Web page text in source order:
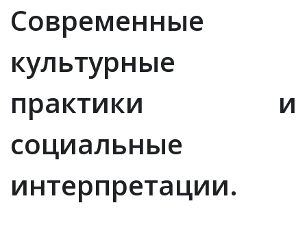
Современные
культурные
практики и
социальные
интерпретации.